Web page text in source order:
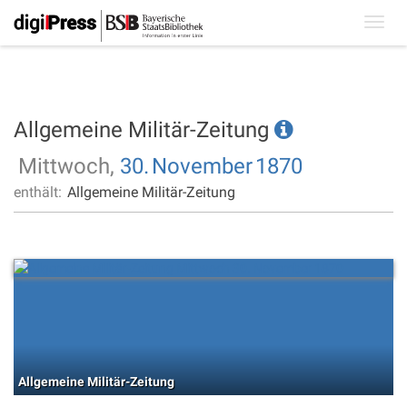
Allgemeine Militär-Zeitung
Mittwoch, 30. November1870
enthält: Allgemeine Militär-Zeitung
Allgemeine Militär-Zeitung